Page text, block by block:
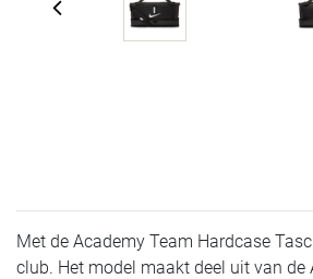
Met de Academy Team Hardcase
club. Het model maakt deel uit van de